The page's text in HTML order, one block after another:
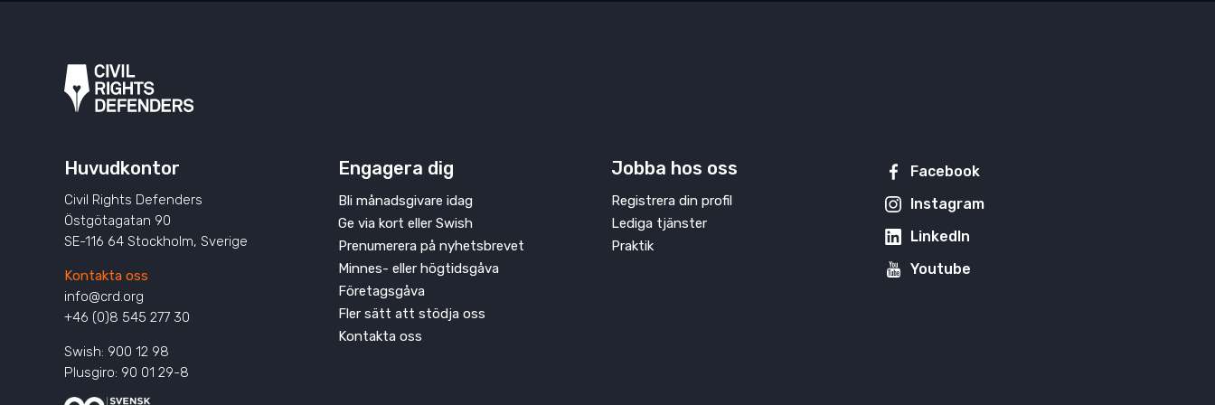
Huvudkontor
Civil Rights Defenders
Östgötagatan 90
SE-116 64 Stockholm, Sverige
Kontakta oss
info@crd.org
+46 (0)8 545 277 30
Swish: 900 12 98
Plusgiro: 90 01 29-8
Engagera dig
Bli månadsgivare idag
Ge via kort eller Swish
Prenumerera på nyhetsbrevet
Minnes- eller högtidsgåva
Företagsgåva
Fler sätt att stödja oss
Kontakta oss
Jobba hos oss
Registrera din profil
Lediga tjänster
Praktik
Facebook
Instagram
LinkedIn
Youtube